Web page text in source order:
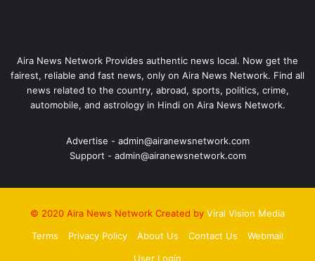
Aira News Network Provides authentic news local. Now get the
fairest, reliable and fast news, only on Aira News Network. Find all
news related to the country, abroad, sports, politics, crime,
automobile, and astrology in Hindi on Aira News Network.
Advertise - admin@airanewsnetwork.com
Support - admin@airanewsnetwork.com
© 2020 Aira News Network Created by Viral Vision Media
Terms
Privacy Policy About Us Contact Us
Webmail
User Login